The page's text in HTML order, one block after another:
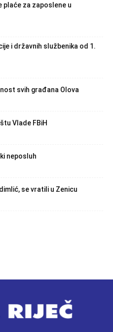
plaće za zaposlene u
i državnih službenika od 1.
svih građana Olova
Vlade FBiH
neposluh
se vratili u Zenicu